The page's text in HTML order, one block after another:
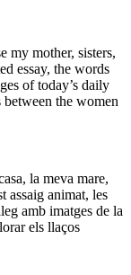
my mother, sisters,
essay, the words
of today’s daily
the women
la meva mare,
assaig animat, les
amb imatges de la
els llaços